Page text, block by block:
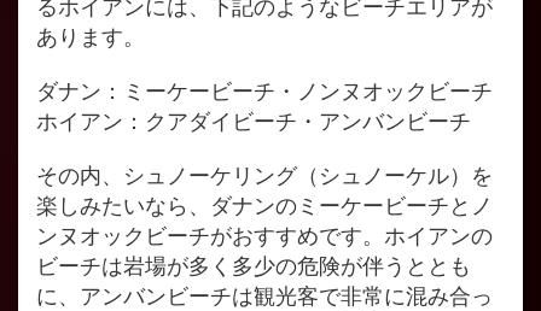
るホイアンには、下記のようなビーチエリアが
あります。
ダナン：ミーケービーチ・ノンヌオックビーチ
ホイアン：クアダイビーチ・アンバンビーチ
その内、シュノーケリング（シュノーケル）を
楽しみたいなら、ダナンのミーケービーチとノ
ンヌオックビーチがおすすめです。ホイアンの
ビーチは岩場が多く多少の危険が伴うととも
に、アンバンビーチは観光客で非常に混み合っ